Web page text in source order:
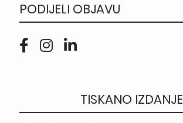
PODIJELI OBJAVU
TISKANO IZDANJE